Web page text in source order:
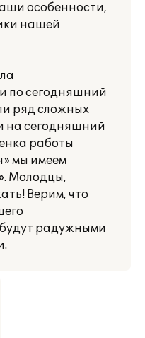
особенности,
нашей
по сегодняшний
ряд сложных
на сегодняшний
работы
мы имеем
Молодцы,
Верим, что
радужными